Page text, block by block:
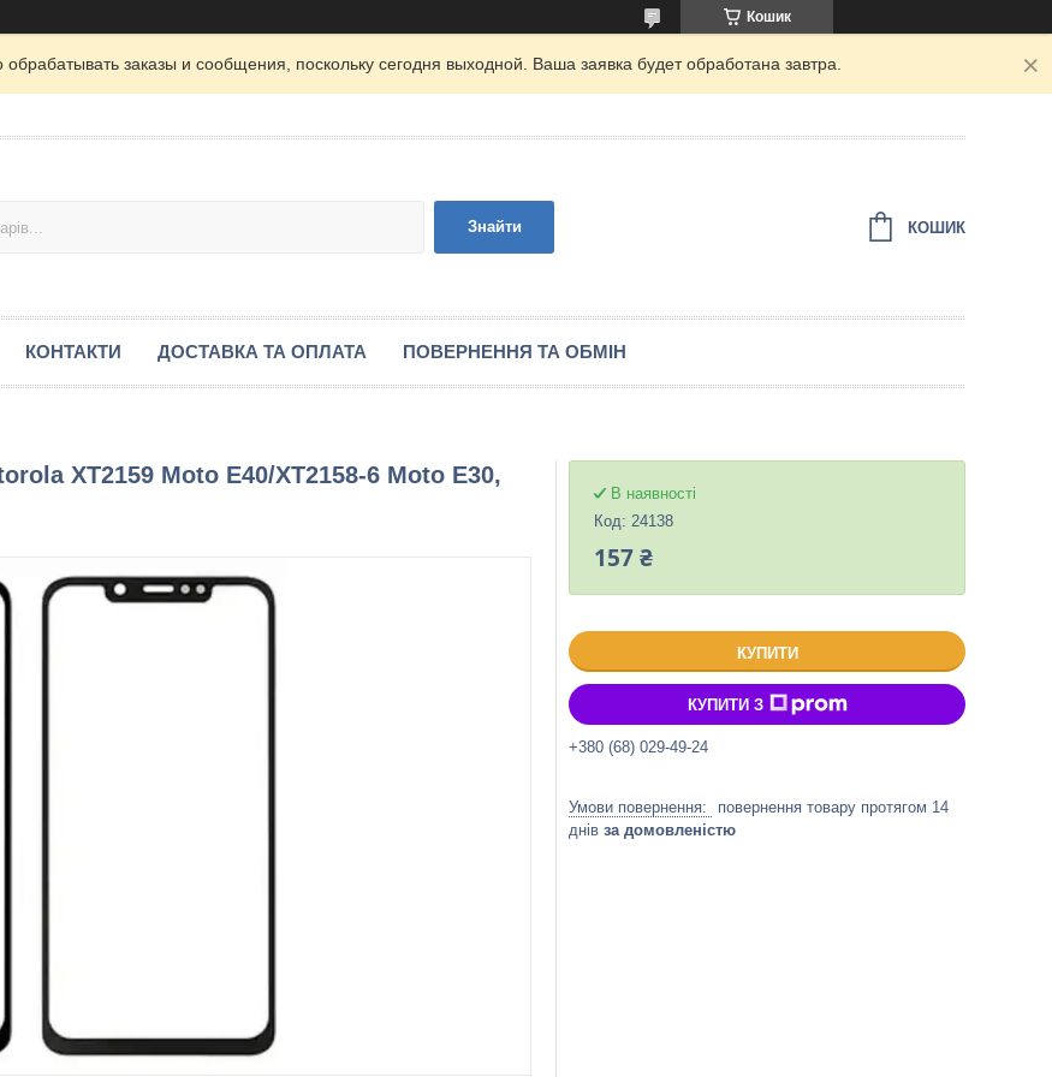
Кошик
заказы и сообщения, поскольку сегодня выходной. Ваша заявка будет обработана завтра.
Знайти КОШИК
КОНТАКТИ ДОСТАВКА ТА ОПЛАТА ПОВЕРНЕННЯ ТА ОБМІН
XT2159 Moto E40/XT2158-6 Moto E30,
В наявності
Код: 24138
157 ₴
КУПИТИ
КУПИТИ З
+380 (68) 029-49-24
повернення товару протягом 14
днів за домовленістю